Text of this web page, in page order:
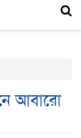
আবারো